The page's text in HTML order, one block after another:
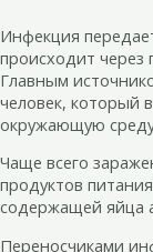
Инфекция
происходит
Главным
человек, который
окружающую
Чаще всего
продуктов
содержащей яйца
Переносчиками